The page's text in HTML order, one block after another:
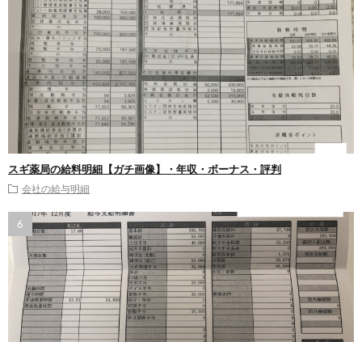
スギ薬局の給料明細【ガチ画像】・年収・ボーナス・評判
会社の給与明細